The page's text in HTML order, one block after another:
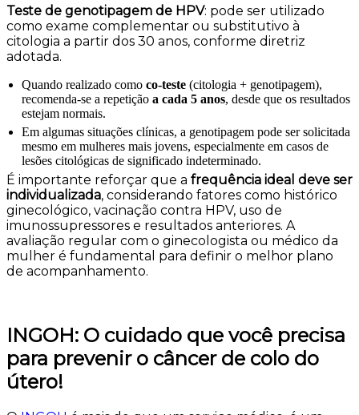
Teste de genotipagem de HPV: pode ser utilizado
como exame complementar ou substitutivo à
citologia a partir dos 30 anos, conforme diretriz
adotada.
Quando realizado como co-teste (citologia + genotipagem),
recomenda-se a repetição a cada 5 anos, desde que os resultados
estejam normais.
Em algumas situações clínicas, a genotipagem pode ser solicitada
mesmo em mulheres mais jovens, especialmente em casos de
lesões citológicas de significado indeterminado.
É importante reforçar que a frequência ideal deve ser
individualizada, considerando fatores como histórico
ginecológico, vacinação contra HPV, uso de
imunossupressores e resultados anteriores. A
avaliação regular com o ginecologista ou médico da
mulher é fundamental para definir o melhor plano
de acompanhamento.
INGOH: O cuidado que você precisa
para prevenir o câncer de colo do
útero!